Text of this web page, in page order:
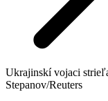
Ukrajinskí vojaci
Stepanov/Reuters